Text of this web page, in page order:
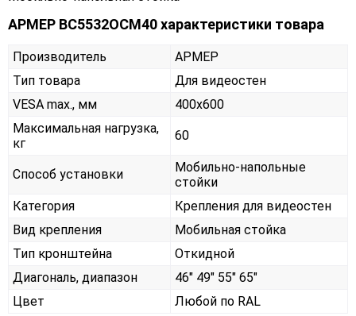
АРМЕР ВС5532ОСМ40 характеристики товара
Производитель
АРМЕР
Тип товара
Для видеостен
VESA max., мм
400х600
Максимальная нагрузка,
кг
60
Способ установки
Мобильно-напольные
стойки
Категория
Крепления для видеостен
Вид крепления
Мобильная стойка
Тип кронштейна
Откидной
Диагональ, диапазон
46" 49" 55" 65"
Цвет
Любой по RAL